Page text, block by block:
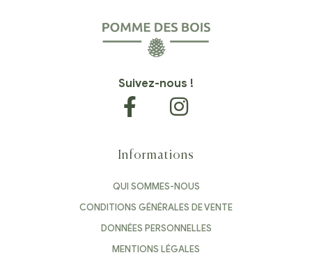
Suivez-nous !
Informations
QUI SOMMES-NOUS
CONDITIONS GÉNÉRALES DE VENTE
DONNÉES PERSONNELLES
MENTIONS LÉGALES